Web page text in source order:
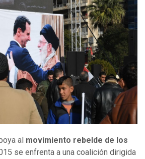
al movimiento rebelde de los
se enfrenta a una coalición dirigida